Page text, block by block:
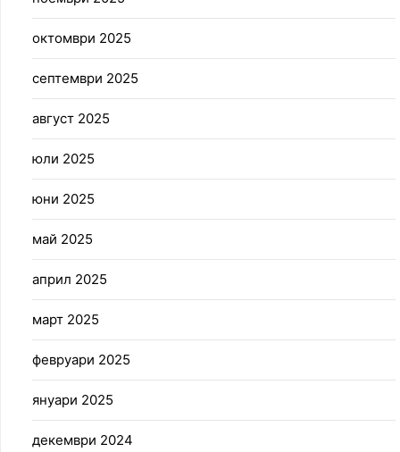
октомври 2025
септември 2025
август 2025
юли 2025
юни 2025
май 2025
април 2025
март 2025
февруари 2025
януари 2025
декември 2024